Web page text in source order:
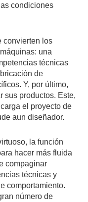
condiciones
convierten los
una
técnicas
de
Y, por último,
sus productos. Este,
el proyecto de
aun diseñador.
la función
hacer más fluida
compaginar
técnicas y
comportamiento.
número de